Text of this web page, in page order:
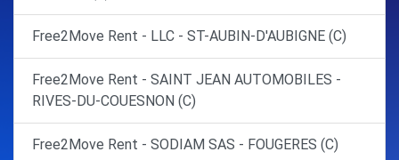
Free2Move Rent - LLC - ST-AUBIN-D'AUBIGNE (C)
Free2Move Rent - SAINT JEAN AUTOMOBILES -
RIVES-DU-COUESNON (C)
Free2Move Rent - SODIAM SAS - FOUGERES (C)